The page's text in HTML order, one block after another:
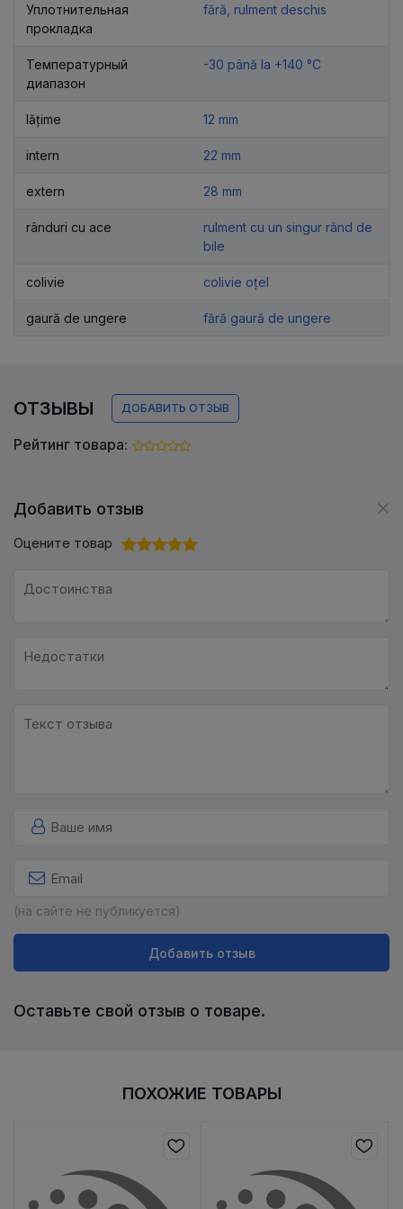
Уплотнительная
прокладка
fără, rulment deschis
Температурный
диапазон
-30 până la +140 °C
lățime 12 mm
intern 22 mm
extern 28 mm
rânduri cu ace
rulment cu un singur rând de
bile
colivie colivie oțel
gaură de ungere fără gaură de ungere
ОТЗЫВЫ ДОБАВИТЬ ОТЗЫВ
Рейтинг товара:
Добавить отзыв
Оцените товар
(на сайте не публикуется)
Добавить отзыв
Оставьте свой отзыв о товаре.
ПОХОЖИЕ ТОВАРЫ